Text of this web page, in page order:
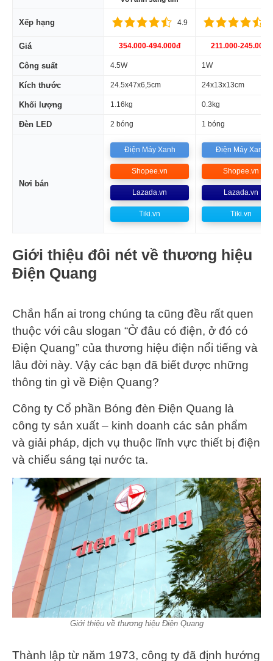
Xếp hạng 4.9
Giá 354.000-494.000đ 211.000-245.000đ
Công suất 4.5W 1W
Kích thước 24.5x47x6,5cm 24x13x13cm
Khối lượng 1.16kg 0.3kg
Đèn LED 2 bóng 1 bóng
Nơi bán
Điện Máy Xanh
Shopee.vn
Lazada.vn
Tiki.vn
Điện Máy Xanh
Shopee.vn
Lazada.vn
Tiki.vn
Giới thiệu đôi nét về thương hiệu
Điện Quang
Chắn hẩn ai trong chúng ta cũng đều rất quen
thuộc với câu slogan “Ở đâu có điện, ở đó có
Điện Quang” của thương hiệu điện nổi tiếng và
lâu đời này. Vậy các bạn đã biết được những
thông tin gì về Điện Quang?
Công ty Cổ phần Bóng đèn Điện Quang là
công ty sản xuất – kinh doanh các sản phẩm
và giải pháp, dịch vụ thuộc lĩnh vực thiết bị điện
và chiếu sáng tại nước ta.
Giới thiệu về thương hiệu Điện Quang
Thành lập từ năm 1973, công ty đã định hướng